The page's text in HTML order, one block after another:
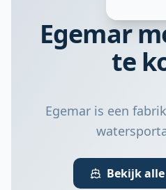
Egemar
te
Egemar is een
Bekijk